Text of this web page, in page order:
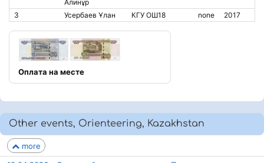
Алинұр
3 Усербаев Ұлан КГУ ОШ18 none 2017
Оплата на месте
Other events, Orienteering, Kazakhstan
more